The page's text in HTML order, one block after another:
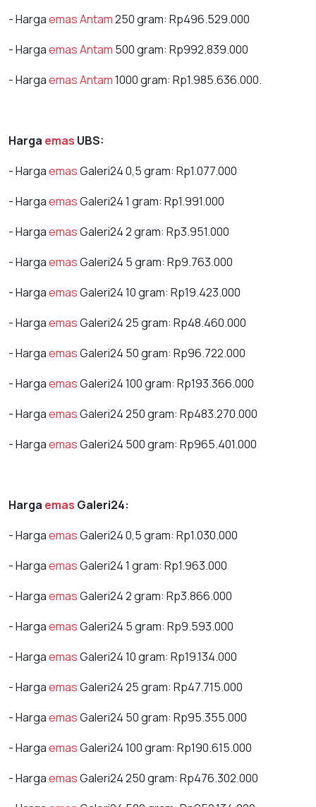
- HargaemasAntam250 gram: Rp496.529.000
- HargaemasAntam 500 gram: Rp992.839.000
- HargaemasAntam1000 gram: Rp1.985.636.000.⁠
Harga emas UBS:
- HargaemasGaleri24 0,5 gram: Rp1.077.000
- HargaemasGaleri24 1 gram: Rp1.991.000
- HargaemasGaleri24 2 gram: Rp3.951.000
- HargaemasGaleri24 5 gram: Rp9.763.000
- HargaemasGaleri24 10 gram: Rp19.423.000
- HargaemasGaleri24 25 gram: Rp48.460.000
- HargaemasGaleri24 50 gram: Rp96.722.000
- HargaemasGaleri24 100 gram: Rp193.366.000
- HargaemasGaleri24 250 gram: Rp483.270.000
- HargaemasGaleri24 500 gram: Rp965.401.000
Harga emas Galeri24:
- HargaemasGaleri24 0,5 gram: Rp1.030.000
- HargaemasGaleri24 1 gram: Rp1.963.000
- HargaemasGaleri24 2 gram: Rp3.866.000
- HargaemasGaleri24 5 gram: Rp9.593.000
- HargaemasGaleri24 10 gram: Rp19.134.000
- HargaemasGaleri24 25 gram: Rp47.715.000
- HargaemasGaleri24 50 gram: Rp95.355.000
- HargaemasGaleri24 100 gram: Rp190.615.000
- HargaemasGaleri24 250 gram: Rp476.302.000